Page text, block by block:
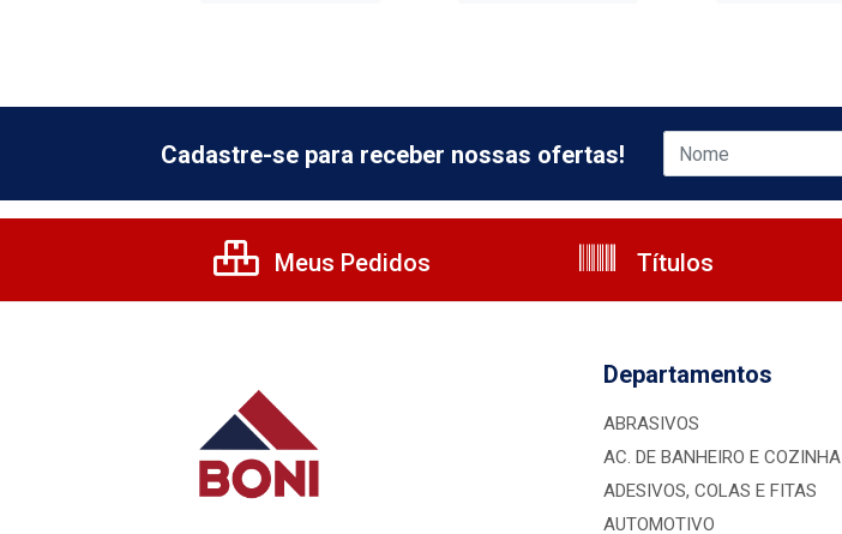
Cadastre-se para receber nossas ofertas!
Meus Pedidos Títulos
Departamentos
ABRASIVOS
AC. DE BANHEIRO E COZINHA
ADESIVOS, COLAS E FITAS
AUTOMOTIVO